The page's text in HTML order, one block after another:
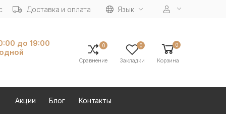
Доставка и оплата Язык
до 19:00
0
Сравнение
0
Закладки
0
Корзина
Акции Блог Контакты